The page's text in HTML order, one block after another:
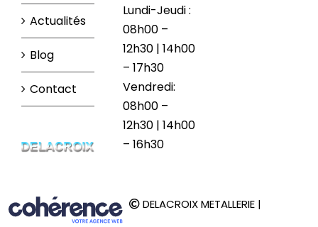
Actualités
Blog
Contact
Lundi-Jeudi :
08h00 –
12h30 | 14h00
– 17h30
Vendredi:
08h00 –
12h30 | 14h00
– 16h30
DELACROIX METALLERIE |